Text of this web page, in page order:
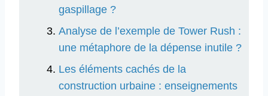
gaspillage ?
Analyse de l’exemple de Tower Rush :
une métaphore de la dépense inutile ?
Les éléments cachés de la
construction urbaine : enseignements